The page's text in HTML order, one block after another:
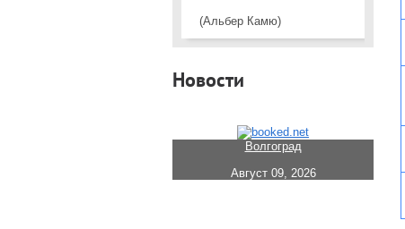
(Альбер Камю)
Новости
Волгоград
Август 09, 2026